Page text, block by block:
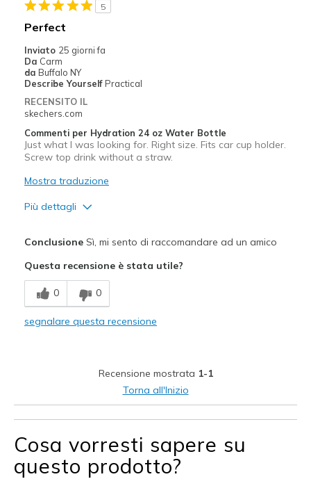
5
Perfect
Inviato 25 giorni fa
Da Carm
da Buffalo NY
Describe Yourself Practical
RECENSITO IL
skechers.com
Commenti per Hydration 24 oz Water Bottle
Just what I was looking for. Right size. Fits car cup holder.
Screw top drink without a straw.
Mostra traduzione
Più dettagli
Sizing
ConclusioneSì, mi sento di raccomandare ad un amico
Questa recensione è stata utile?
0 0
segnalare questa recensione
Recensione mostrata 1-1
Torna all'Inizio
Cosa vorresti sapere su
questo prodotto?